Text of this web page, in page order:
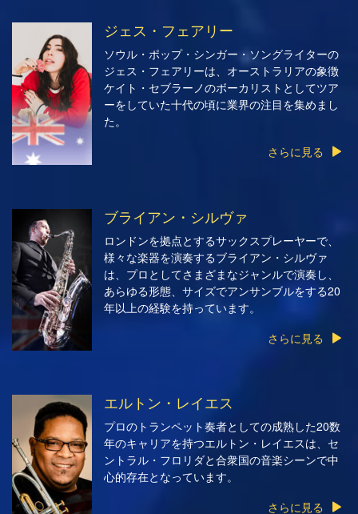
ジェス・フェアリー
ソウル・ポップ・シンガー・ソングライターの
ジェス・フェアリーは、オーストラリアの象徴
ケイト・セブラーノのボーカリストとしてツア
ーをしていた十代の頃に業界の注目を集めまし
た。
さらに見る
ブライアン・シルヴァ
ロンドンを拠点とするサックスプレーヤーで、
様々な楽器を演奏するブライアン・シルヴァ
は、プロとしてさまざまなジャンルで演奏し、
あらゆる形態、サイズでアンサンブルをする20
年以上の経験を持っています。
さらに見る
エルトン・レイエス
プロのトランペット奏者としての成熟した20数
年のキャリアを持つエルトン・レイエスは、セ
ントラル・フロリダと合衆国の音楽シーンで中
心的存在となっています。
さらに見る